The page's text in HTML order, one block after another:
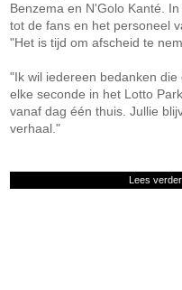
Benzema en N'Golo Kanté.
tot de fans en het personeel
"Het is tijd om afscheid te
"Ik wil iedereen bedanken
elke seconde in het Lotto
vanaf dag één thuis. Jullie
verhaal."
Lees